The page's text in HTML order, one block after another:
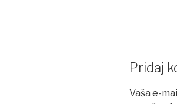
Pridaj
Vaša e-